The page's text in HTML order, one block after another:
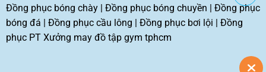
Đồng phục bóng chày| Đồng phục bóng chuyền | Đồng phục
bóng đá | Đồng phục cầu lông | Đồng phục bơi lội | Đồng
phục PT Xưởng may đồ tập gym tphcm